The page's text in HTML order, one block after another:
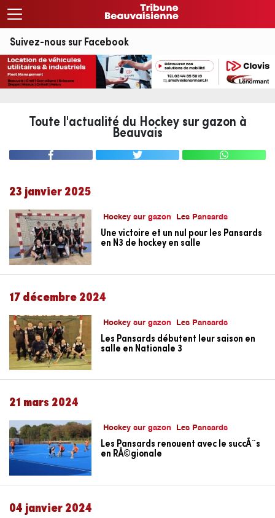
Suivez-nous sur Facebook
Toute l'actualité du Hockey sur gazon à
Beauvais
23 janvier 2025
Hockey sur gazon Les Pansards
Une victoire et un nul pour les Pansards
en N3 de hockey en salle
17 décembre 2024
Hockey sur gazon Les Pansards
Les Pansards débutent leur saison en
salle en Nationale 3
21 mars 2024
Hockey sur gazon Les Pansards
Les Pansards renouent avec le succÃ¨s
en RÃ©gionale
04 janvier 2024